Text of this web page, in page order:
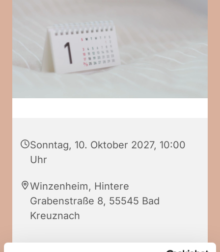
Sonntag, 10. Oktober 2027, 10:00
Uhr
Winzenheim, Hintere
Grabenstraße 8, 55545 Bad
Kreuznach